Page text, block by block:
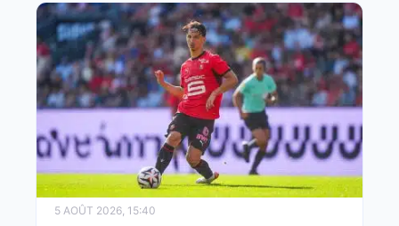
5 AOÛT 2026, 15:40